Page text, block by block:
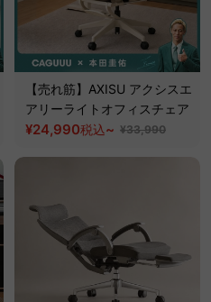
【売れ筋】AXISU アクシスエ
アリーライトオフィスチェア
¥24,990税込~ ¥33,990